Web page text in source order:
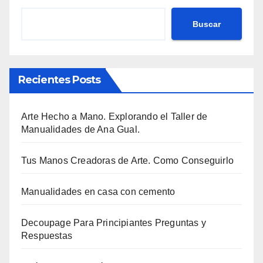
Buscar
Recientes Posts
Arte Hecho a Mano. Explorando el Taller de
Manualidades de Ana Gual.
Tus Manos Creadoras de Arte. Como Conseguirlo
Manualidades en casa con cemento
Decoupage Para Principiantes Preguntas y
Respuestas